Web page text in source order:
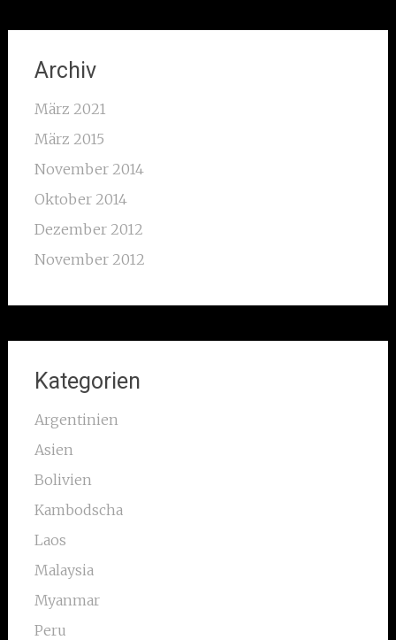
Archiv
März 2021
März 2015
November 2014
Oktober 2014
Dezember 2012
November 2012
Kategorien
Argentinien
Asien
Bolivien
Kambodscha
Laos
Malaysia
Myanmar
Peru